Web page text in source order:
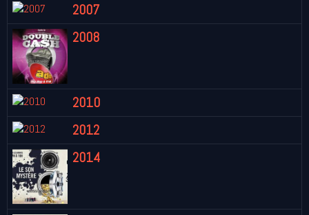
2007
2008
2010
2012
2014